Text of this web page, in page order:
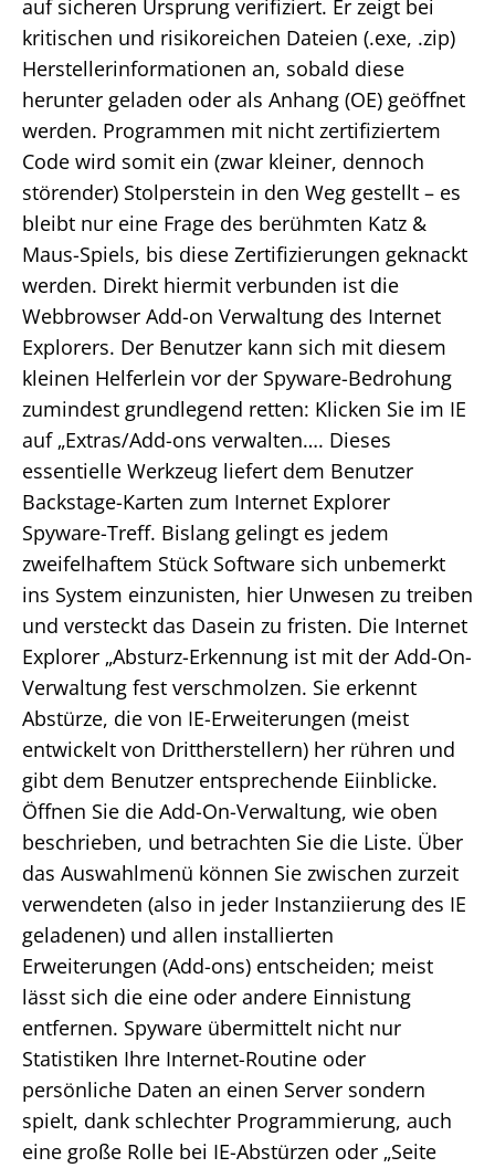
auf sicheren Ursprung verifiziert. Er zeigt bei
kritischen und risikoreichen Dateien (.exe, .zip)
Herstellerinformationen an, sobald diese
herunter geladen oder als Anhang (OE) geöffnet
werden. Programmen mit nicht zertifiziertem
Code wird somit ein (zwar kleiner, dennoch
störender) Stolperstein in den Weg gestellt – es
bleibt nur eine Frage des berühmten Katz &
Maus-Spiels, bis diese Zertifizierungen geknackt
werden. Direkt hiermit verbunden ist die
Webbrowser Add-on Verwaltung des Internet
Explorers. Der Benutzer kann sich mit diesem
kleinen Helferlein vor der Spyware-Bedrohung
zumindest grundlegend retten: Klicken Sie im IE
auf „Extras/Add-ons verwalten…. Dieses
essentielle Werkzeug liefert dem Benutzer
Backstage-Karten zum Internet Explorer
Spyware-Treff. Bislang gelingt es jedem
zweifelhaftem Stück Software sich unbemerkt
ins System einzunisten, hier Unwesen zu treiben
und versteckt das Dasein zu fristen. Die Internet
Explorer „Absturz-Erkennung ist mit der Add-On-
Verwaltung fest verschmolzen. Sie erkennt
Abstürze, die von IE-Erweiterungen (meist
entwickelt von Drittherstellern) her rühren und
gibt dem Benutzer entsprechende Eiinblicke.
Öffnen Sie die Add-On-Verwaltung, wie oben
beschrieben, und betrachten Sie die Liste. Über
das Auswahlmenü können Sie zwischen zurzeit
verwendeten (also in jeder Instanziierung des IE
geladenen) und allen installierten
Erweiterungen (Add-ons) entscheiden; meist
lässt sich die eine oder andere Einnistung
entfernen. Spyware übermittelt nicht nur
Statistiken Ihre Internet-Routine oder
persönliche Daten an einen Server sondern
spielt, dank schlechter Programmierung, auch
eine große Rolle bei IE-Abstürzen oder „Seite